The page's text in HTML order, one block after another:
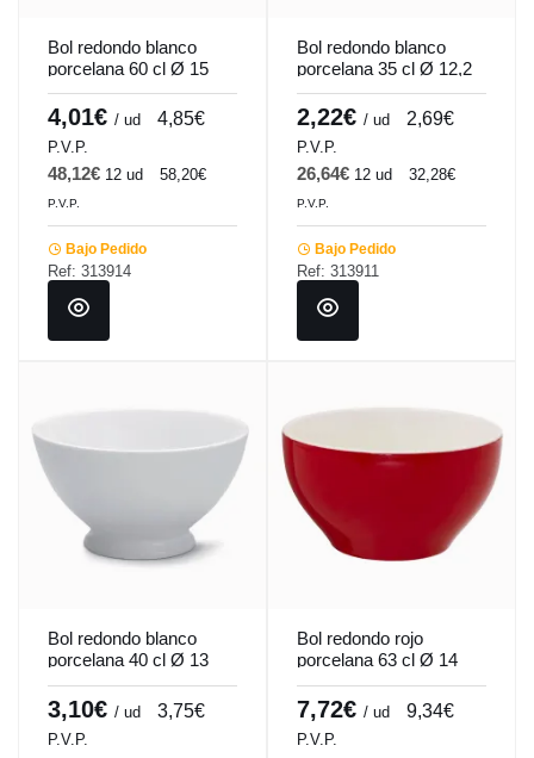
Bol redondo blanco
porcelana 60 cl Ø 15
cm Cafett Pro.mundi
4,01€ / ud 4,85€
P.V.P.
48,12€ 12 ud 58,20€
P.V.P.
Bajo Pedido
Ref: 313914
Bol redondo blanco
porcelana 35 cl Ø 12,2
cm Cafett Pro.mundi
2,22€ / ud 2,69€
P.V.P.
26,64€ 12 ud 32,28€
P.V.P.
Bajo Pedido
Ref: 313911
Bol redondo blanco
porcelana 40 cl Ø 13
cm Cafett Pro.mundi
3,10€ / ud 3,75€
P.V.P.
Bol redondo rojo
porcelana 63 cl Ø 14
cm Emotions Pro.mundi
7,72€ / ud 9,34€
P.V.P.